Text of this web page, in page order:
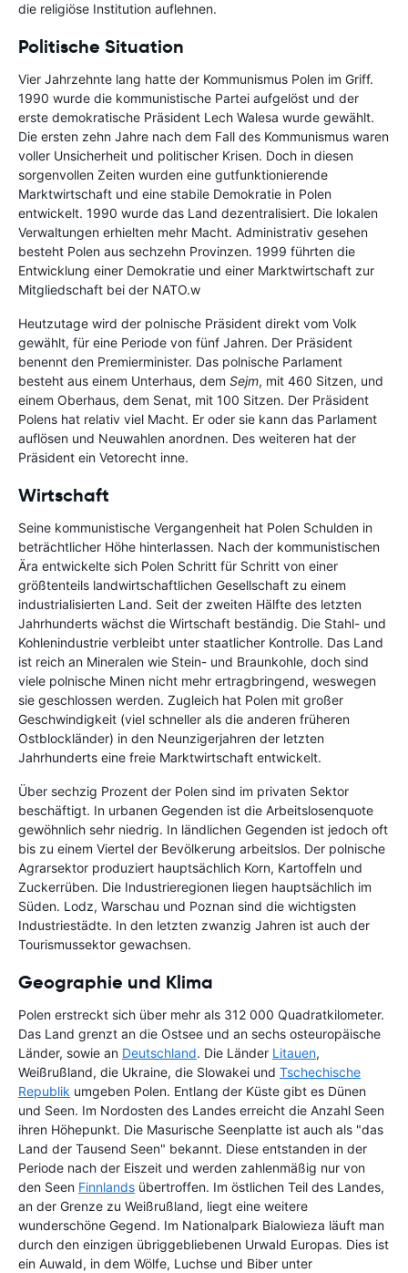
die religiöse Institution auflehnen.
Politische Situation
Vier Jahrzehnte lang hatte der Kommunismus Polen im Griff.
1990 wurde die kommunistische Partei aufgelöst und der
erste demokratische Präsident Lech Walesa wurde gewählt.
Die ersten zehn Jahre nach dem Fall des Kommunismus waren
voller Unsicherheit und politischer Krisen. Doch in diesen
sorgenvollen Zeiten wurden eine gutfunktionierende
Marktwirtschaft und eine stabile Demokratie in Polen
entwickelt. 1990 wurde das Land dezentralisiert. Die lokalen
Verwaltungen erhielten mehr Macht. Administrativ gesehen
besteht Polen aus sechzehn Provinzen. 1999 führten die
Entwicklung einer Demokratie und einer Marktwirtschaft zur
Mitgliedschaft bei der NATO.w
Heutzutage wird der polnische Präsident direkt vom Volk
gewählt, für eine Periode von fünf Jahren. Der Präsident
benennt den Premierminister. Das polnische Parlament
besteht aus einem Unterhaus, dem Sejm, mit 460 Sitzen, und
einem Oberhaus, dem Senat, mit 100 Sitzen. Der Präsident
Polens hat relativ viel Macht. Er oder sie kann das Parlament
auflösen und Neuwahlen anordnen. Des weiteren hat der
Präsident ein Vetorecht inne.
Wirtschaft
Seine kommunistische Vergangenheit hat Polen Schulden in
beträchtlicher Höhe hinterlassen. Nach der kommunistischen
Ära entwickelte sich Polen Schritt für Schritt von einer
größtenteils landwirtschaftlichen Gesellschaft zu einem
industrialisierten Land. Seit der zweiten Hälfte des letzten
Jahrhunderts wächst die Wirtschaft beständig. Die Stahl- und
Kohlenindustrie verbleibt unter staatlicher Kontrolle. Das Land
ist reich an Mineralen wie Stein- und Braunkohle, doch sind
viele polnische Minen nicht mehr ertragbringend, weswegen
sie geschlossen werden. Zugleich hat Polen mit großer
Geschwindigkeit (viel schneller als die anderen früheren
Ostblockländer) in den Neunzigerjahren der letzten
Jahrhunderts eine freie Marktwirtschaft entwickelt.
Über sechzig Prozent der Polen sind im privaten Sektor
beschäftigt. In urbanen Gegenden ist die Arbeitslosenquote
gewöhnlich sehr niedrig. In ländlichen Gegenden ist jedoch oft
bis zu einem Viertel der Bevölkerung arbeitslos. Der polnische
Agrarsektor produziert hauptsächlich Korn, Kartoffeln und
Zuckerrüben. Die Industrieregionen liegen hauptsächlich im
Süden. Lodz, Warschau und Poznan sind die wichtigsten
Industriestädte. In den letzten zwanzig Jahren ist auch der
Tourismussektor gewachsen.
Geographie und Klima
Polen erstreckt sich über mehr als 312 000 Quadratkilometer.
Das Land grenzt an die Ostsee und an sechs osteuropäische
Länder, sowie an Deutschland. Die Länder Litauen,
Weißrußland, die Ukraine, die Slowakei und Tschechische
Republik umgeben Polen. Entlang der Küste gibt es Dünen
und Seen. Im Nordosten des Landes erreicht die Anzahl Seen
ihren Höhepunkt. Die Masurische Seenplatte ist auch als "das
Land der Tausend Seen" bekannt. Diese entstanden in der
Periode nach der Eiszeit und werden zahlenmäßig nur von
den Seen Finnlands übertroffen. Im östlichen Teil des Landes,
an der Grenze zu Weißrußland, liegt eine weitere
wunderschöne Gegend. Im Nationalpark Bialowieza läuft man
durch den einzigen übriggebliebenen Urwald Europas. Dies ist
ein Auwald, in dem Wölfe, Luchse und Biber unter